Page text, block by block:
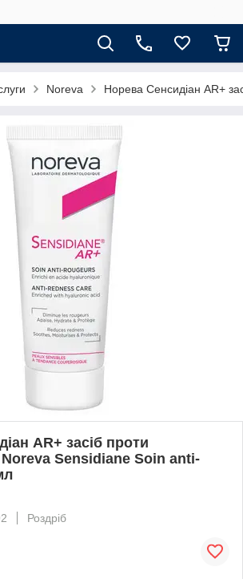
Noreva Норева Сенсидіан АR+
АR+ засіб проти
Sensidiane Soin anti-
Роздріб